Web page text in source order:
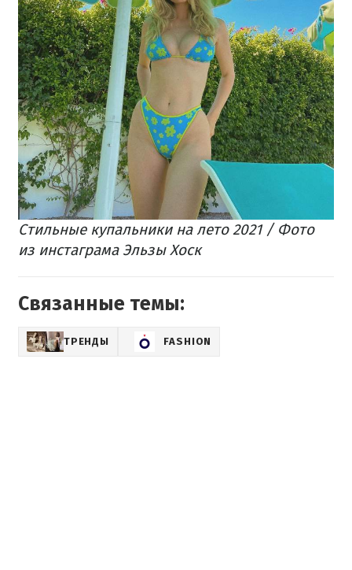
Стильные купальники на лето 2021 / Фото
из инстаграма Эльзы Хоск
Связанные темы:
ТРЕНДЫ FASHION